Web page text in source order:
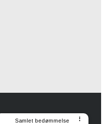
Samlet bedømmelse ⠇